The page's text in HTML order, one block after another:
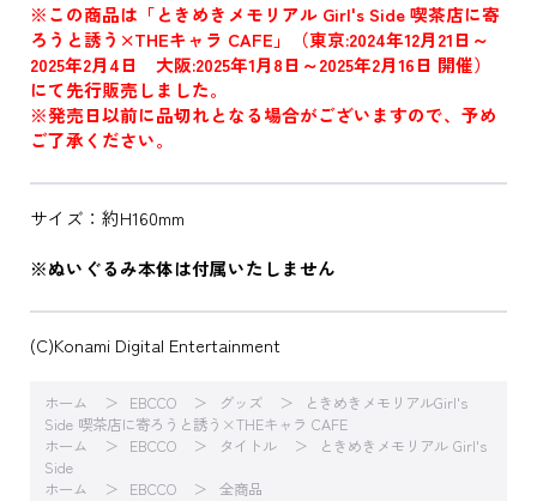
※この商品は「ときめきメモリアル Girl's Side 喫茶店に寄
ろうと誘う×THEキャラ CAFE」（東京:2024年12月21日～
2025年2月4日 大阪:2025年1月8日～2025年2月16日 開催）
にて先行販売しました。
※発売日以前に品切れとなる場合がございますので、予め
ご了承ください。
サイズ：約H160mm
※ぬいぐるみ本体は付属いたしません
(C)Konami Digital Entertainment
ホーム EBCCO グッズ
ときめきメモリアルGirl's
Side 喫茶店に寄ろうと誘う×THEキャラ CAFE
ホーム
EBCCO タイトル
ときめきメモリアル Girl's
Side
ホーム
EBCCO 全商品